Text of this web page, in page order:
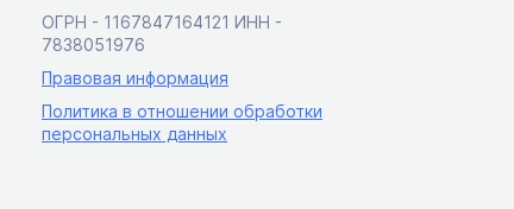
ОГРН - 1167847164121 ИНН -
7838051976
Правовая информация
Политика в отношении обработки
персональных данных